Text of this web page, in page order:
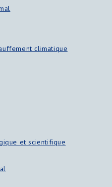
climatique
et scientifique